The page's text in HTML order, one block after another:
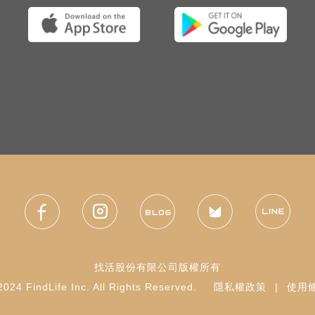
找活股份有限公司版權所有
FindLife Inc. All Rights Reserved.
隱私權政策 | 使用